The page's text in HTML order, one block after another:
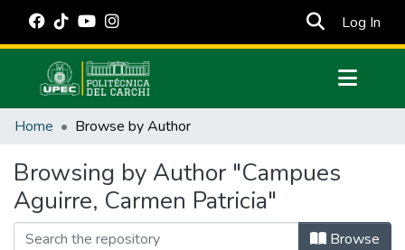
Log In
Communities & Collections
Estadísticas Externas
Manuales
Home Browse by Author
Browsing by Author "Campues
Aguirre, Carmen Patricia"
Browse